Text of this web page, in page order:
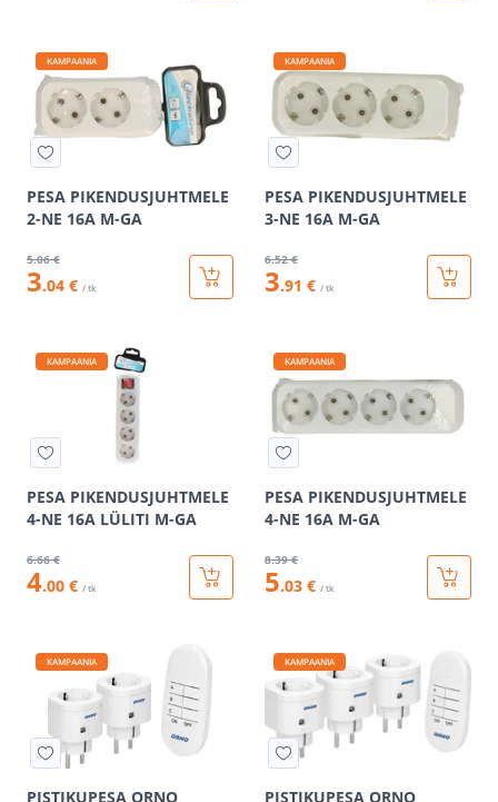
KAMPAANIA
PESA PIKENDUSJUHTMELE
2-NE 16A M-GA
5.06 €
3.04 € / tk
KAMPAANIA
PESA PIKENDUSJUHTMELE
3-NE 16A M-GA
6.52 €
3.91 € / tk
KAMPAANIA
PESA PIKENDUSJUHTMELE
4-NE 16A LÜLITI M-GA
6.66 €
4.00 € / tk
KAMPAANIA
PESA PIKENDUSJUHTMELE
4-NE 16A M-GA
8.39 €
5.03 € / tk
KAMPAANIA
PISTIKUPESA ORNO
KAMPAANIA
PISTIKUPESA ORNO